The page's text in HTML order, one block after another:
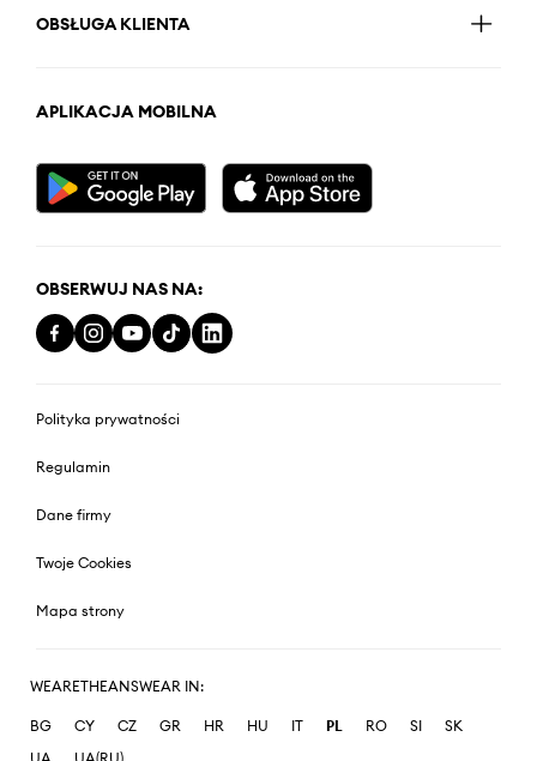
OBSŁUGA KLIENTA
APLIKACJA MOBILNA
OBSERWUJ NAS NA:
Polityka prywatności
Regulamin
Dane firmy
Twoje Cookies
Mapa strony
WEARETHEANSWEAR IN:
BG CY CZ GR HR HU IT PL RO SI
SK